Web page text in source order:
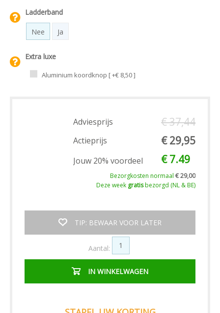
Ladderband
Nee Ja
Extra luxe
Aluminium koordknop [ +€ 8,50 ]
Adviesprijs € 37,44
Actieprijs € 29,95
Jouw 20% voordeel € 7.49
Bezorgkosten normaal € 29,00
Deze week gratisbezorgd (NL & BE)
TIP: BEWAAR VOOR LATER
Aantal:
IN WINKELWAGEN